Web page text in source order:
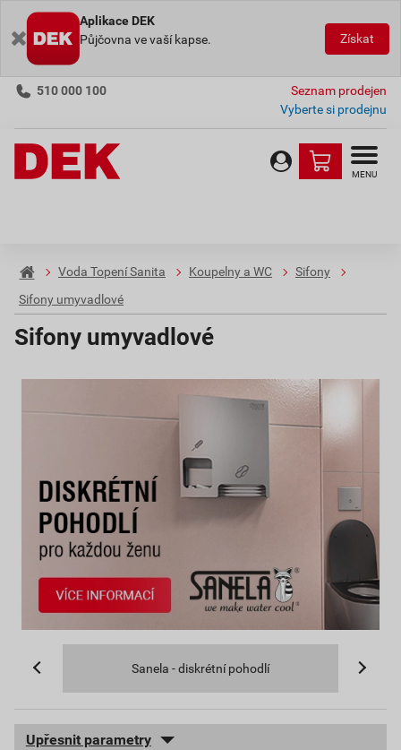
Aplikace DEK
Půjčovna ve vaší kapse.
Získat
510 000 100
Seznam prodejen
Vyberte si prodejnu
MENU
Voda Topení Sanita Koupelny a WC
Sifony
Sifony umyvadlové
Sifony umyvadlové
Sanela - diskrétní pohodlí
Upřesnit parametry